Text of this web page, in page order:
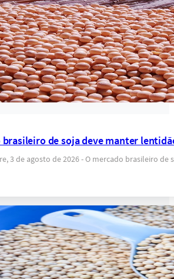
brasileiro de soja deve manter
3 de agosto de 2026 - O mercado brasileiro